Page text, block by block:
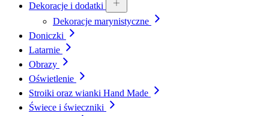
Dekoracje i dodatki
Dekoracje marynistyczne
Doniczki
Latarnie
Obrazy
Oświetlenie
Stroiki oraz wianki Hand Made
Świece i świeczniki